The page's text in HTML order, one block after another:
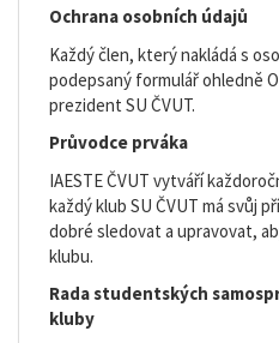
Ochrana osobních údajů
Každý člen, který nakládá s
podepsaný formulář ohledně
prezident SU ČVUT.
Průvodce prváka
IAESTE ČVUT vytváří
každý klub SU ČVUT má svůj
dobré sledovat a upravovat,
klubu.
Rada studentských
kluby